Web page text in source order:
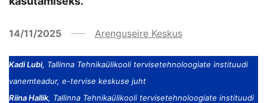
14/11/2025 Arenguseire Keskus
Kadi Lubi, Tallinna Tehnikaülikooli tervisetehnoloogiate instituudi
vanemteadur, e-tervise keskuse juht
Riina Hallik, Tallinna Tehnikaülikooli tervisetehnoloogiate instituudi